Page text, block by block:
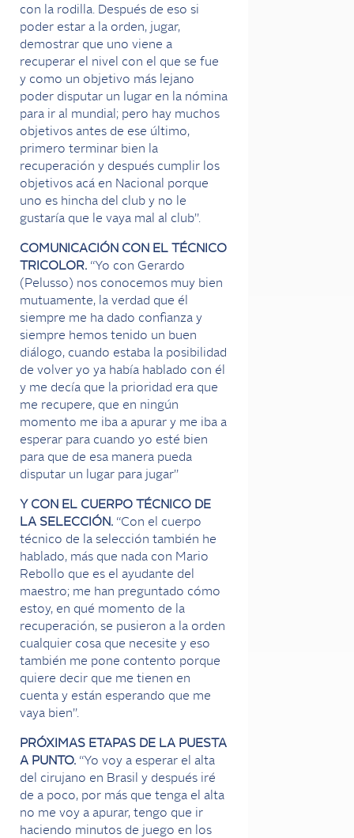
con la rodilla. Después de eso si
poder estar a la orden, jugar,
demostrar que uno viene a
recuperar el nivel con el que se fue
y como un objetivo más lejano
poder disputar un lugar en la nómina
para ir al mundial; pero hay muchos
objetivos antes de ese último,
primero terminar bien la
recuperación y después cumplir los
objetivos acá en Nacional porque
uno es hincha del club y no le
gustaría que le vaya mal al club”.
COMUNICACIÓN CON EL TÉCNICO
TRICOLOR. “Yo con Gerardo
(Pelusso) nos conocemos muy bien
mutuamente, la verdad que él
siempre me ha dado confianza y
siempre hemos tenido un buen
diálogo, cuando estaba la posibilidad
de volver yo ya había hablado con él
y me decía que la prioridad era que
me recupere, que en ningún
momento me iba a apurar y me iba a
esperar para cuando yo esté bien
para que de esa manera pueda
disputar un lugar para jugar”
Y CON EL CUERPO TÉCNICO DE
LA SELECCIÓN. “Con el cuerpo
técnico de la selección también he
hablado, más que nada con Mario
Rebollo que es el ayudante del
maestro; me han preguntado cómo
estoy, en qué momento de la
recuperación, se pusieron a la orden
cualquier cosa que necesite y eso
también me pone contento porque
quiere decir que me tienen en
cuenta y están esperando que me
vaya bien”.
PRÓXIMAS ETAPAS DE LA PUESTA
A PUNTO. “Yo voy a esperar el alta
del cirujano en Brasil y después iré
de a poco, por más que tenga el alta
no me voy a apurar, tengo que ir
haciendo minutos de juego en los